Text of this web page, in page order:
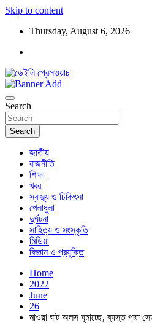
Skip to content
Thursday, August 6, 2026
ডেইলি প্রেসওয়াচ
Search
Search
জাতীয়
রাজনীতি
শিক্ষা
খবর
স্বাস্থ্য ও চিকিৎসা
খেলাধুলা
দুর্ঘটনা
সাহিত্য ও সংস্কৃতি
মিডিয়া
বিজ্ঞান ও প্রযুক্তি
Home
2022
June
26
মাওয়া ঘাট অলস ঘুমাচ্ছে, ব্যস্ত পদ্মা